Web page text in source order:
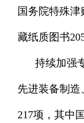
国务院特殊
藏纸质图书
持续加强专
先进装备制
217项，其中